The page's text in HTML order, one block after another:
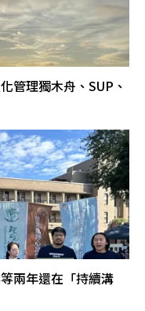
管理獨木舟、SUP、
兩年還在「持續溝